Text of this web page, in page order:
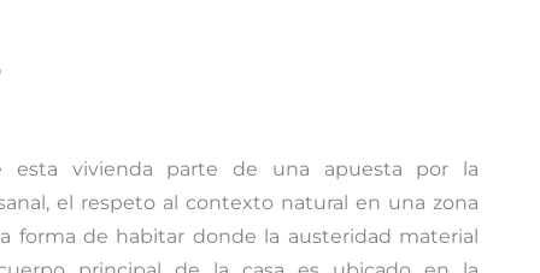
esta vivienda parte de una apuesta por la
el respeto al contexto natural en una zona
forma de habitar donde la austeridad material